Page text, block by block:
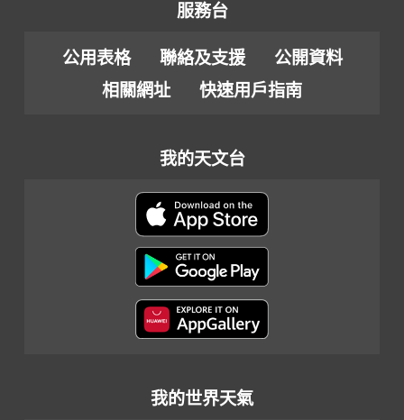
服務台
公用表格 聯絡及支援
公開資料
相關網址
快速用戶指南
我的天文台
我的世界天氣